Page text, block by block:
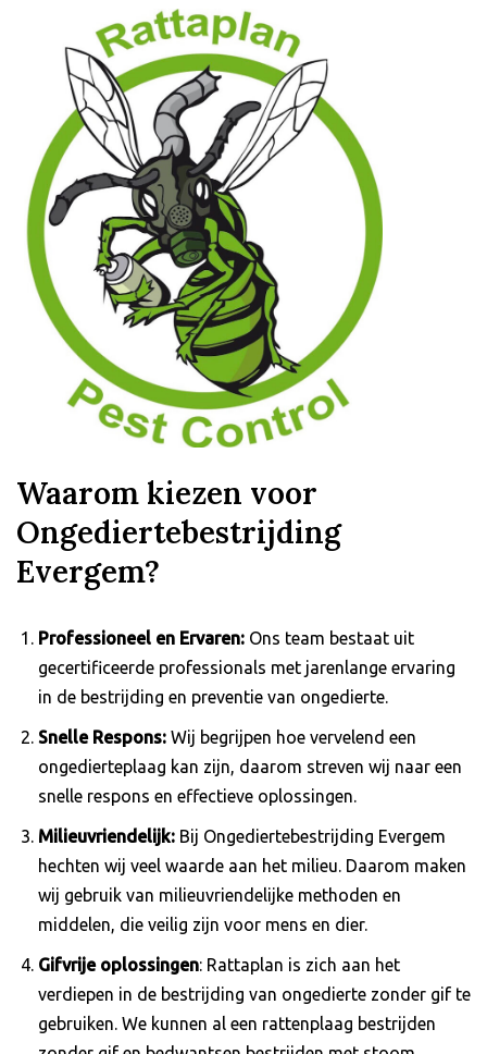
Waarom kiezen voor
Ongediertebestrijding
Evergem?
Professioneel en Ervaren: Ons team bestaat uit
gecertificeerde professionals met jarenlange ervaring
in de bestrijding en preventie van ongedierte.
Snelle Respons: Wij begrijpen hoe vervelend een
ongedierteplaag kan zijn, daarom streven wij naar een
snelle respons en effectieve oplossingen.
Milieuvriendelijk: Bij Ongediertebestrijding Evergem
hechten wij veel waarde aan het milieu. Daarom maken
wij gebruik van milieuvriendelijke methoden en
middelen, die veilig zijn voor mens en dier.
Gifvrije oplossingen: Rattaplan is zich aan het
verdiepen in de bestrijding van ongedierte zonder gif te
gebruiken. We kunnen al een rattenplaag bestrijden